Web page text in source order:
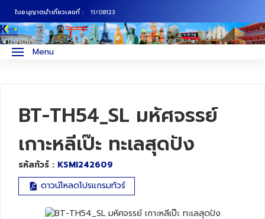
ใบอนุญาตนำเที่ยวเลขที่ : 11/08123
Menu
BT-TH54_SL มหัศจรรย์
เกาะหลีเป๊ะ ทะเลสุดปัง
รหัสทัวร์ : KSMI242609
ดาวน์โหลดโปรแกรมทัวร์
ทัวร์ญี่ปุ่น
ทัวร์สแกนดิเนเวีย
ทัวร์จีน
ทัวร์ฮ่องกง
ภาคเหนือ
ภาคตะวันออก